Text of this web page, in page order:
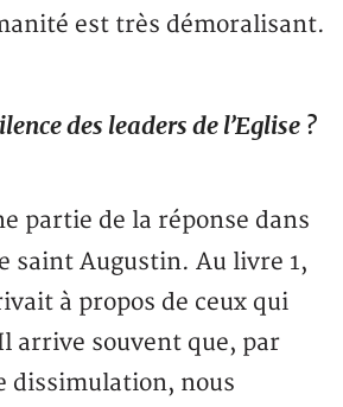
est très démoralisant.
des leaders de l’Eglise ?
partie de la réponse dans
saint Augustin. Au livre 1,
à propos de ceux qui
arrive souvent que, par
dissimulation, nous